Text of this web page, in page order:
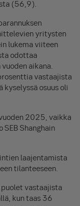
(56,9).
yritysten
lukema viiteen
odottaa
aikana.
vastaajista
kyselyssä osuus oli
2025, vaikka
Shanghain
laajentamista
tilanteeseen.
vastaajista
kun taas 36